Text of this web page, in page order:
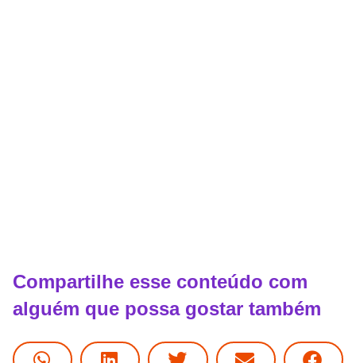
Compartilhe esse conteúdo com
alguém que possa gostar também